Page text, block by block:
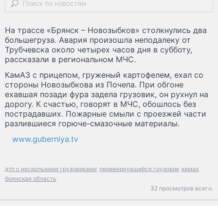
На трассе «Брянск – Новозыбков» столкнулись два
большегруза. Авария произошла неподалеку от
Трубчевска около четырех часов дня в субботу,
рассказали в региональном МЧС.
КамАЗ с прицепом, груженый картофелем, ехал со
стороны Новозыбкова из Почепа. При обгоне
ехавшая позади фура задела грузовик, он рухнул на
дорогу. К счастью, говорят в МЧС, обошлось без
пострадавших. Пожарные смыли с проезжей части
разлившиеся горюче-смазочные материалы.
www.guberniya.tv
дтп с несколькими грузовиками перевернувшийся грузовик камаз
брянская область
32 просмотров всего.